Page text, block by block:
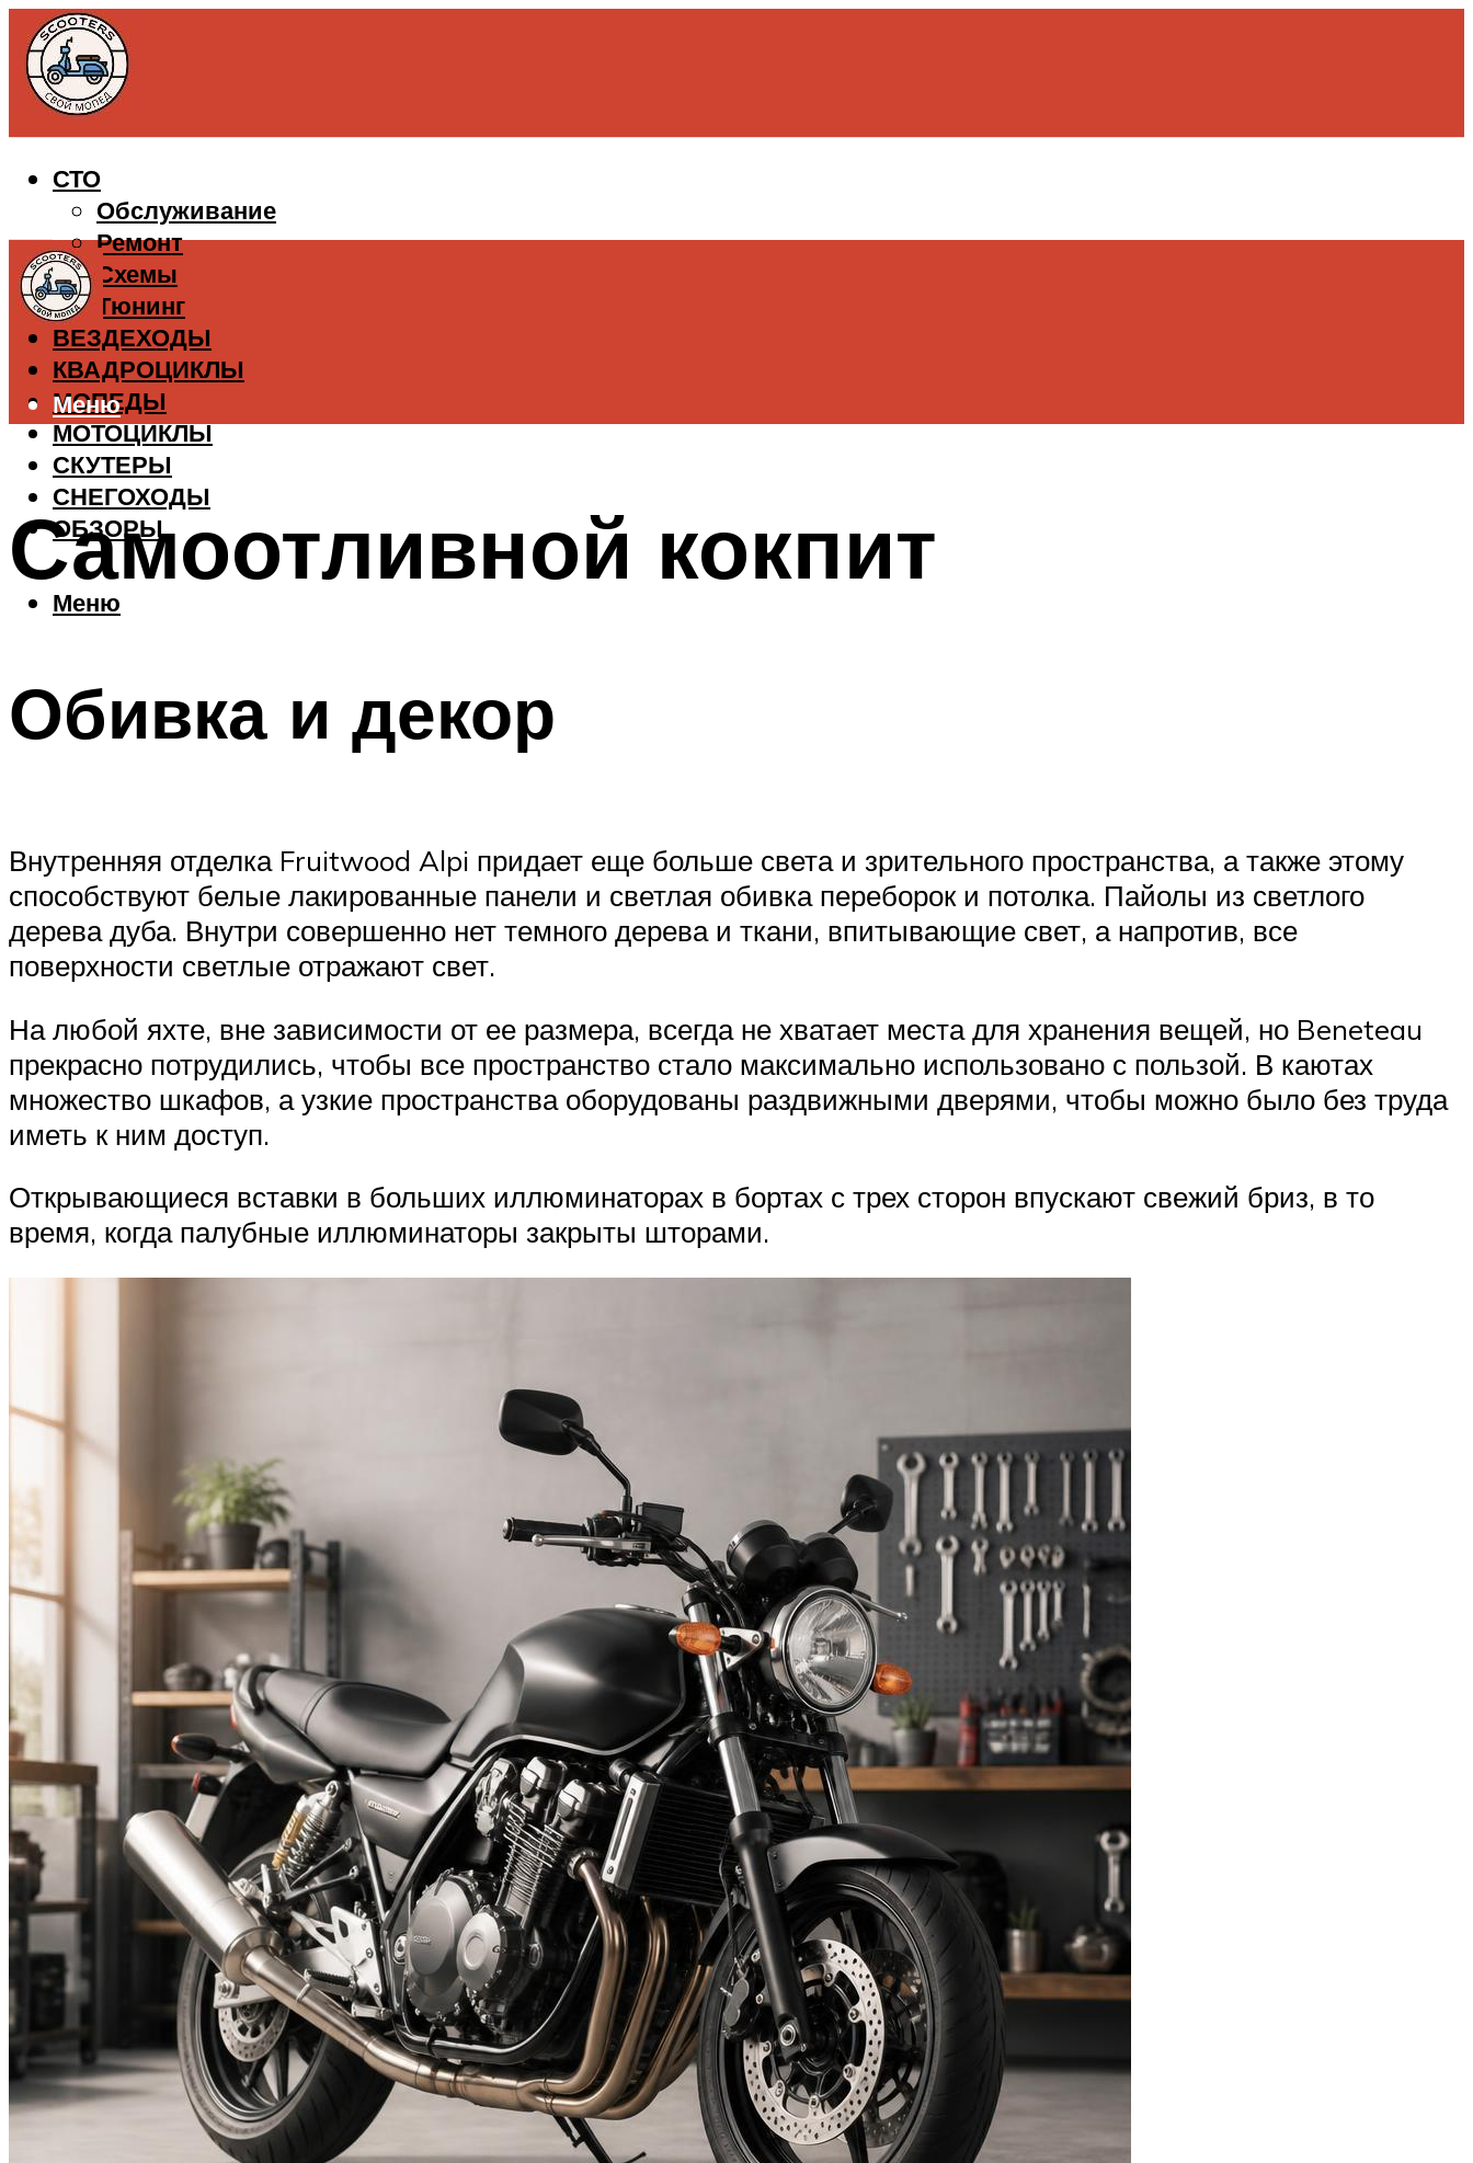
СТО
Обслуживание
Ремонт
Схемы
Тюнинг
ВЕЗДЕХОДЫ
КВАДРОЦИКЛЫ
МОПЕДЫ
МОТОЦИКЛЫ
СКУТЕРЫ
СНЕГОХОДЫ
ОБЗОРЫ
Меню
Меню
Самоотливной кокпит
Обивка и декор
Внутренняя отделка Fruitwood Alpi придает еще больше света и зрительного пространства, а также этому
способствуют белые лакированные панели и светлая обивка переборок и потолка. Пайолы из светлого
дерева дуба. Внутри совершенно нет темного дерева и ткани, впитывающие свет, а напротив, все
поверхности светлые отражают свет.
На любой яхте, вне зависимости от ее размера, всегда не хватает места для хранения вещей, но Beneteau
прекрасно потрудились, чтобы все пространство стало максимально использовано с пользой. В каютах
множество шкафов, а узкие пространства оборудованы раздвижными дверями, чтобы можно было без труда
иметь к ним доступ.
Открывающиеся вставки в больших иллюминаторах в бортах с трех сторон впускают свежий бриз, в то
время, когда палубные иллюминаторы закрыты шторами.